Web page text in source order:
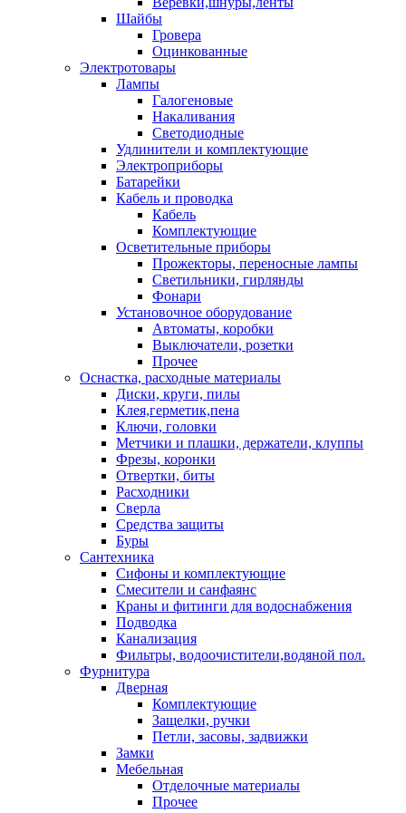
Шайбы
Гровера
Оцинкованные
Электротовары
Лампы
Галогеновые
Накаливания
Светодиодные
Удлинители и комплектующие
Электроприборы
Батарейки
Кабель и проводка
Кабель
Комплектующие
Осветительные приборы
Прожекторы, переносные лампы
Светильники, гирлянды
Фонари
Установочное оборудование
Автоматы, коробки
Выключатели, розетки
Прочее
Оснастка, расходные материалы
Диски, круги, пилы
Клея,герметик,пена
Ключи, головки
Метчики и плашки, держатели, клуппы
Фрезы, коронки
Отвертки, биты
Расходники
Сверла
Средства защиты
Буры
Сантехника
Сифоны и комплектующие
Смесители и санфаянс
Краны и фитинги для водоснабжения
Подводка
Канализация
Фильтры, водоочистители,водяной пол.
Фурнитура
Дверная
Комплектующие
Защелки, ручки
Петли, засовы, задвижки
Замки
Мебельная
Отделочные материалы
Прочее